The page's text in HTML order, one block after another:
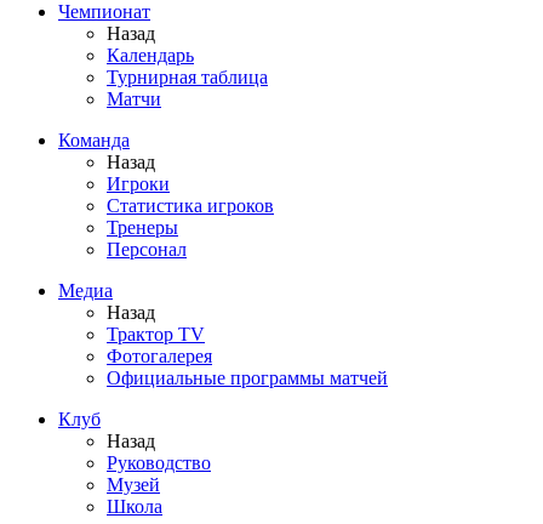
Чемпионат
Назад
Календарь
Турнирная таблица
Матчи
Команда
Назад
Игроки
Статистика игроков
Тренеры
Персонал
Медиа
Назад
Трактор TV
Фотогалерея
Официальные программы матчей
Клуб
Назад
Руководство
Музей
Школа